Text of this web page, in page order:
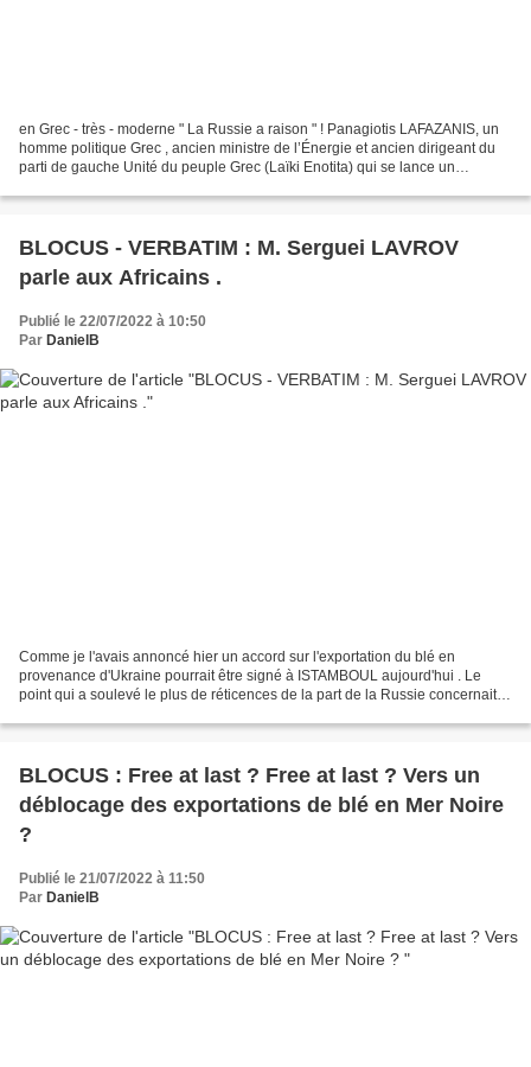
en Grec - très - moderne " La Russie a raison " ! Panagiotis LAFAZANIS, un
homme politique Grec , ancien ministre de l’Énergie et ancien dirigeant du
parti de gauche Unité du peuple Grec (Laïki Enotita) qui se lance un
BLOCUS - VERBATIM : M. Serguei LAVROV
parle aux Africains .
Publié le 22/07/2022 à 10:50
Par DanielB
Comme je l'avais annoncé hier un accord sur l'exportation du blé en
provenance d'Ukraine pourrait être signé à ISTAMBOUL aujourd'hui . Le
point qui a soulevé le plus de réticences de la part de la Russie concernait
BLOCUS : Free at last ? Free at last ? Vers un
déblocage des exportations de blé en Mer Noire
?
Publié le 21/07/2022 à 11:50
Par DanielB